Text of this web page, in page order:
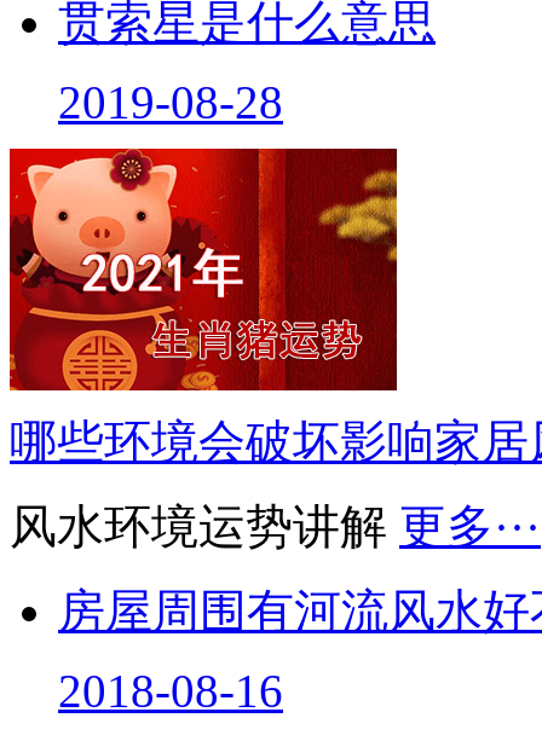
贯索星是什么意思
2019-08-28
哪些环境会破坏影响家居
风水环境运势讲解 更多···
房屋周围有河流风水
2018-08-16